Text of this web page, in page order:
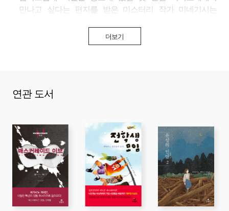
만나고 싶다는 편지를 받은 미스터리 작가 미네기시는
그의 작품들을 지켜보고 있었다는 치리코와 소설 이야기를
나누며 달콤한 상상에 빠지는 미네기시. 그런데 대화가
오늘 밤은 나 홀로 히나마쓰리
시집살이에 고생하다 병을 얻어 세상을 떠났기 때문에 그의
근심은 더욱 깊어진다. 그런데 마호는 사부로의 걱정에
도리어 “아빠는 아무것도 모르는구나?”라고 하는데……. 옛
시절을 추억하며 홀로 히나마쓰리 인형 단을 꾸미던
사부로는 그 말의 수수께끼를 풀면서 드디어 과거의 진실에
다다른다.
더보기
연관 도서